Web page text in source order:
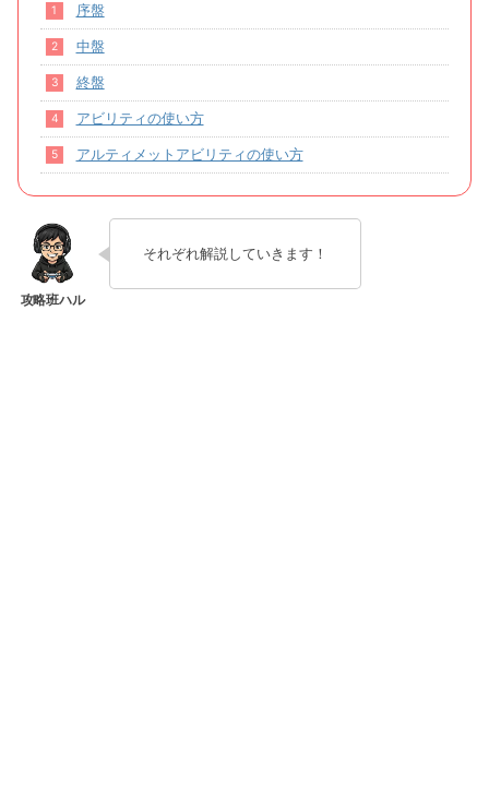
序盤
中盤
終盤
アビリティの使い方
アルティメットアビリティの使い方
それぞれ解説していきます！